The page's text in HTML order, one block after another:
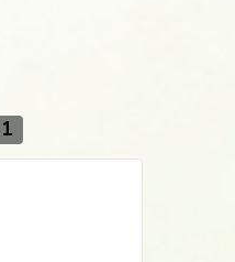
1